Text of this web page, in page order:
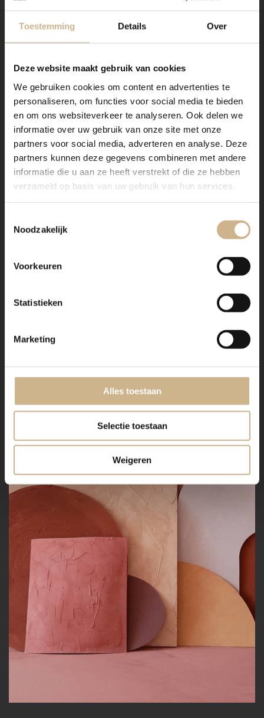
Toestemming Details Over
Deze website maakt gebruik van cookies
We gebruiken cookies om content en advertenties te
personaliseren, om functies voor social media te bieden
en om ons websiteverkeer te analyseren. Ook delen we
informatie over uw gebruik van onze site met onze
partners voor social media, adverteren en analyse. Deze
partners kunnen deze gegevens combineren met andere
informatie die u aan ze heeft verstrekt of die ze hebben
verzameld op basis van uw gebruik van hun services.
Noodzakelijk
Voorkeuren
Statistieken
Marketing
Alles toestaan
Selectie toestaan
Weigeren